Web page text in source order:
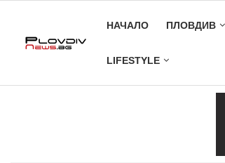
НАЧАЛО ПЛОВДИВ
LIFESTYLE